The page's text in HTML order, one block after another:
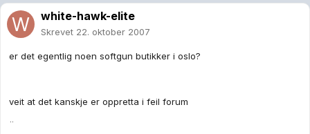
white-hawk-elite
Skrevet 22. oktober 2007
er det egentlig noen softgun butikker i oslo?
veit at det kanskje er oppretta i feil forum
¨